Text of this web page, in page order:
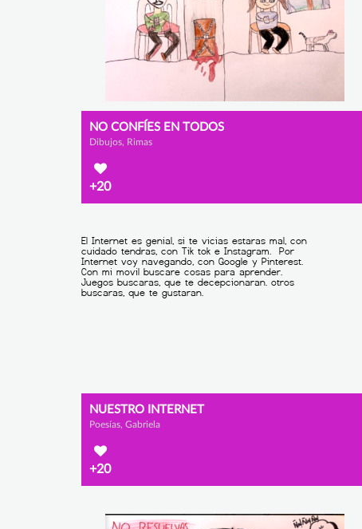
NO CONFÍES EN TODOS
Dibujos, Rimas
+20
NUESTRO INTERNET
Poesías, Gabriela
+20